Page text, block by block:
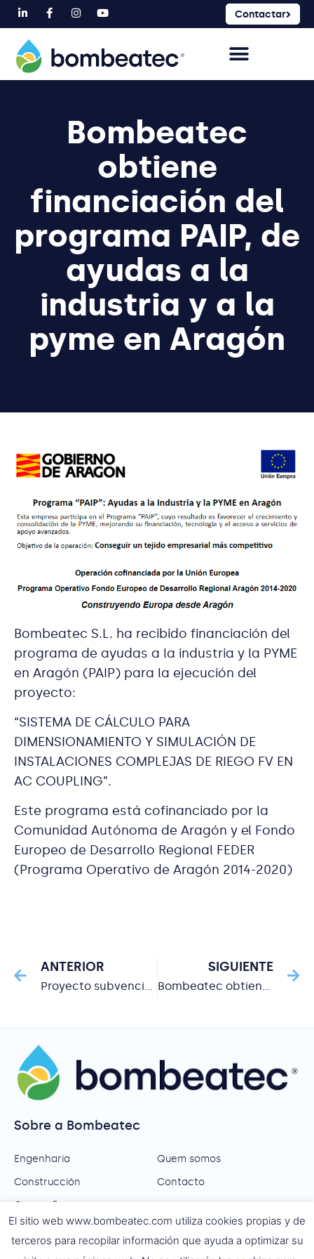
Contactar
Bombeatec
obtiene
financiación del
programa PAIP, de
ayudas a la
industria y a la
pyme en Aragón
Bombeatec S.L. ha recibido financiación del
programa de ayudas a la industria y la PYME
en Aragón (PAIP) para la ejecución del
proyecto:
“SISTEMA DE CÁLCULO PARA
DIMENSIONAMIENTO Y SIMULACIÓN DE
INSTALACIONES COMPLEJAS DE RIEGO FV EN
AC COUPLING”.
Este programa está cofinanciado por la
Comunidad Autónoma de Aragón y el Fondo
Europeo de Desarrollo Regional FEDER
(Programa Operativo de Aragón 2014-2020)
ANTERIOR SIGUIENTE
Sobre a Bombeatec
Engenharia
Construcción
Operação
Quem somos
Contacto
Visite as nossas redes
El sitio web www.bombeatec.com utiliza cookies propias y de
terceros para recopilar información que ayuda a optimizar su